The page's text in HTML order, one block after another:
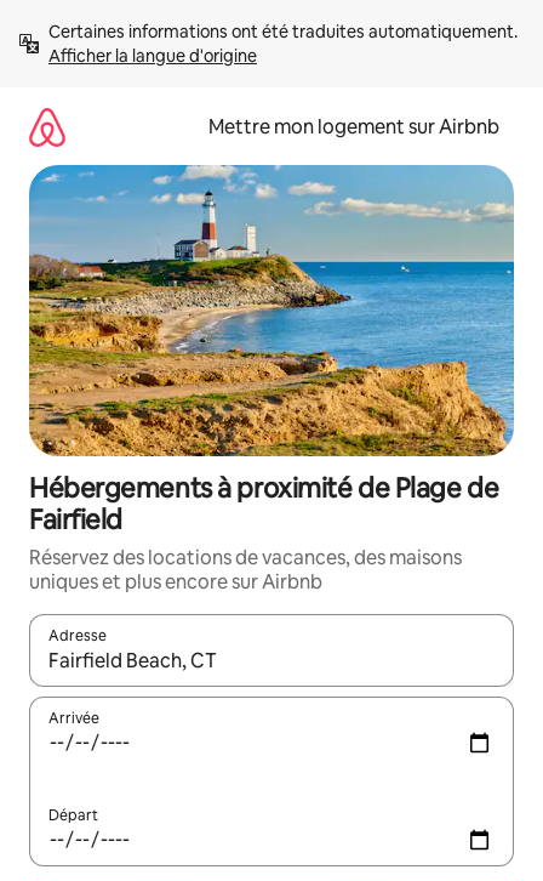
directement
Afficher la langue d'origine
Mettre mon logement sur Airbnb
Hébergements à proximité de Plage de
Fairfield
Réservez des locations de vacances, des maisons
uniques et plus encore sur Airbnb
Adresse
Lorsque les résultats s'affichent, utilisez les flèches vers le
Arrivée
Départ